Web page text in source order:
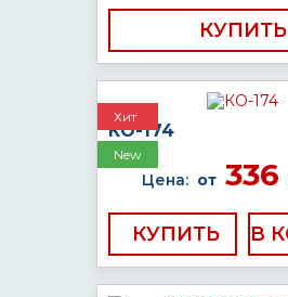
КУПИТЬ
Хит
New
КО-174
Цена: от 336
КУПИТЬ